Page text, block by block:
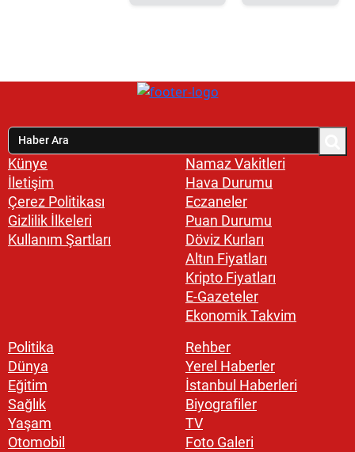
Künye
İletişim
Çerez Politikası
Gizlilik İlkeleri
Kullanım Şartları
Namaz Vakitleri
Hava Durumu
Eczaneler
Puan Durumu
Döviz Kurları
Altın Fiyatları
Kripto Fiyatları
E-Gazeteler
Ekonomik Takvim
Politika
Dünya
Eğitim
Sağlık
Yaşam
Otomobil
Rehber
Yerel Haberler
İstanbul Haberleri
Biyografiler
TV
Foto Galeri